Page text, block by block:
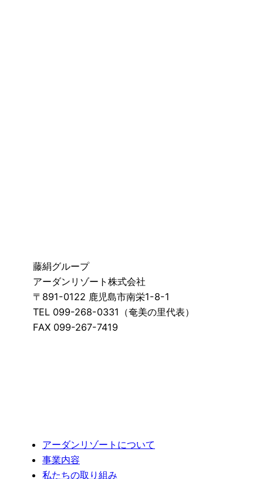
藤絹グループ
アーダンリゾート株式会社
〒891-0122 鹿児島市南栄1-8-1
TEL 099-268-0331（奄美の里代表）
FAX 099-267-7419
アーダンリゾートについて
事業内容
私たちの取り組み